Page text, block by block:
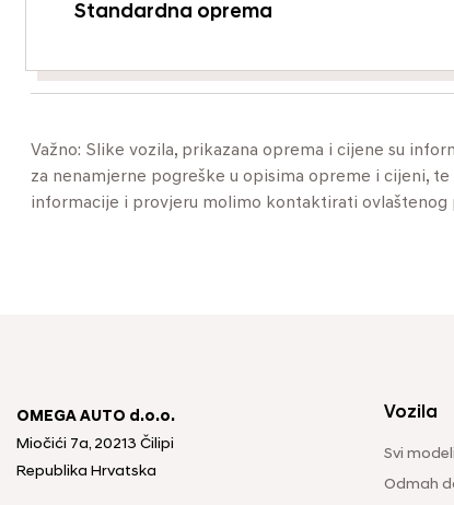
Standardna oprema
Važno: Slike vozila, prikazana oprema i cijene su
za nenamjerne pogreške u opisima opreme i cijeni,
informacije i provjeru molimo kontaktirati ovlaštenog
OMEGA AUTO d.o.o.
Miočići 7a, 20213 Čilipi
Republika Hrvatska
Vozila
Svi modeli
Odmah